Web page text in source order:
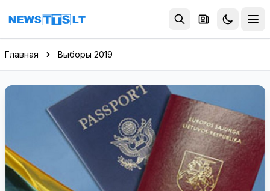
Перейти к содержимому
Главная Выборы 2019